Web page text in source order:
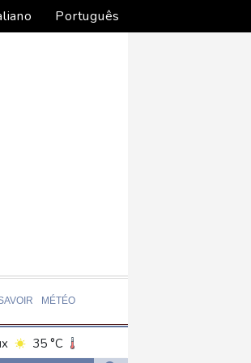
Português
MÉTÉO
35 °C